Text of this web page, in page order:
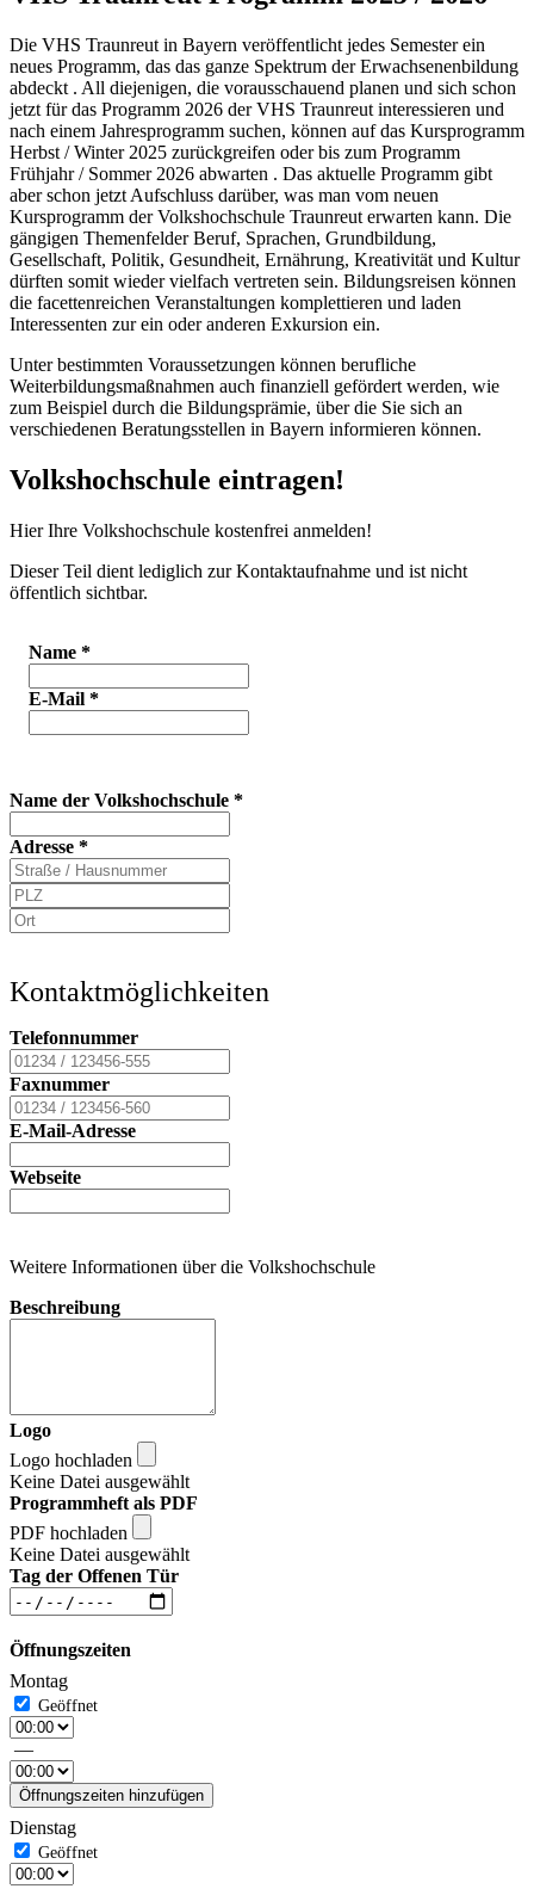
Die VHS Traunreut in Bayern veröffentlicht jedes Semester ein
neues Programm, das das ganze Spektrum der Erwachsenenbildung
abdeckt . All diejenigen, die vorausschauend planen und sich schon
jetzt für das Programm 2026 der VHS Traunreut interessieren und
nach einem Jahresprogramm suchen, können auf das Kursprogramm
Herbst / Winter 2025 zurückgreifen oder bis zum Programm
Frühjahr / Sommer 2026 abwarten . Das aktuelle Programm gibt
aber schon jetzt Aufschluss darüber, was man vom neuen
Kursprogramm der Volkshochschule Traunreut erwarten kann. Die
gängigen Themenfelder Beruf, Sprachen, Grundbildung,
Gesellschaft, Politik, Gesundheit, Ernährung, Kreativität und Kultur
dürften somit wieder vielfach vertreten sein. Bildungsreisen können
die facettenreichen Veranstaltungen komplettieren und laden
Interessenten zur ein oder anderen Exkursion ein.
Unter bestimmten Voraussetzungen können berufliche
Weiterbildungsmaßnahmen auch finanziell gefördert werden, wie
zum Beispiel durch die Bildungsprämie, über die Sie sich an
verschiedenen Beratungsstellen in Bayern informieren können.
Volkshochschule eintragen!
Hier Ihre Volkshochschule kostenfrei anmelden!
Dieser Teil dient lediglich zur Kontaktaufnahme und ist nicht
öffentlich sichtbar.
Name *
E-Mail *
Name der Volkshochschule *
Adresse *
Kontaktmöglichkeiten
Telefonnummer
Faxnummer
E-Mail-Adresse
Webseite
Weitere Informationen über die Volkshochschule
Beschreibung
Logo
Logo hochladen
Keine Datei ausgewählt
Programmheft als PDF
PDF hochladen
Keine Datei ausgewählt
Tag der Offenen Tür
Öffnungszeiten
Montag
—
Öffnungszeiten hinzufügen
Dienstag